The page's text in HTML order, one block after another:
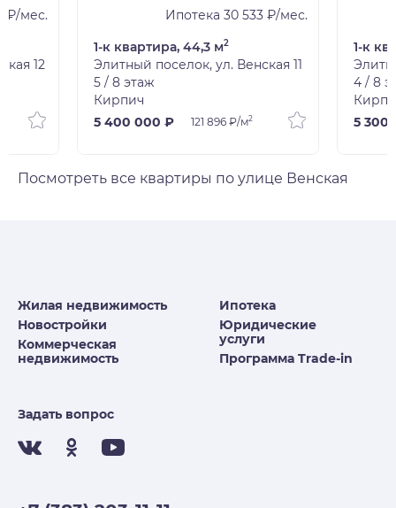
₽/мес.
12
Ипотека 30 533 ₽/мес.
1-к квартира, 44,3 м2
Элитный поселок, ул. Венская 11
5 / 8 этаж
Кирпич
5 400 000 ₽
121 896 ₽/м2
1-к
4 / 8
5 300
Посмотреть все квартиры по улице Венская
Жилая недвижимость
Новостройки
Коммерческая
недвижимость
Ипотека
Юридические
услуги
Программа Trade-in
Задать вопрос